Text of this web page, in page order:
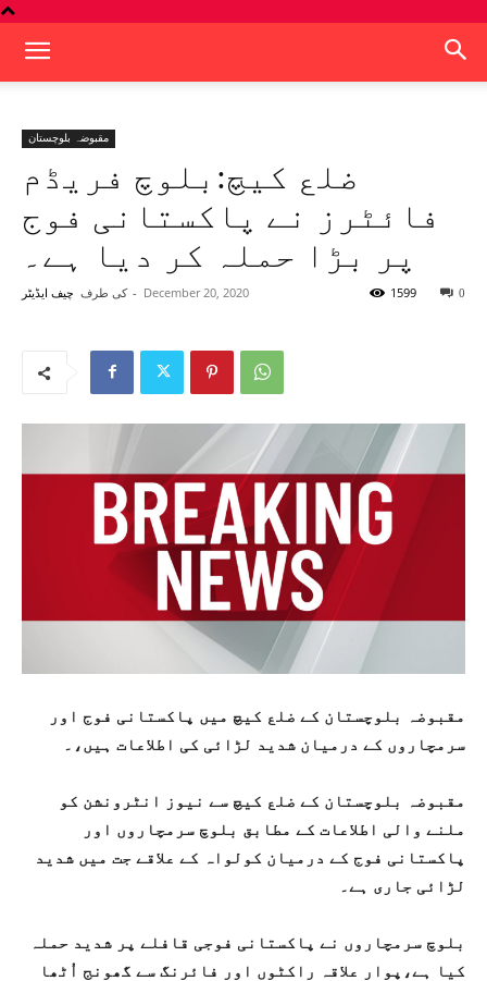
مقبوضہ بلوچستان
ضلع کیچ:بلوچ فریڈم
فائٹرز نے پاکستانی فوج
پر بڑا حملہ کر دیا ہے۔
کی طرف چیف ایڈیٹر - December 20, 2020 0
1599
مقبوضہ بلوچستان کے ضلع کیچ میں پاکستانی فوج اور
سرمچاروں کے درمیان شدید لڑائی کی اطلاعات ہیں،۔
مقبوضہ بلوچستان کے ضلع کیچ سے نیوز انٹرونشن کو
ملنے والی اطلاعات کے مطابق بلوچ سرمچاروں اور
پاکستانی فوج کے درمیان کولواہ کے علاقے جت میں شدید
لڑائی جاری ہے۔
بلوچ سرمچاروں نے پاکستانی فوجی قافلے پر شدید حملہ
کیا ہے،پوار علاقہ راکٹوں اور فائرنگ سے گھونج اُٹھا